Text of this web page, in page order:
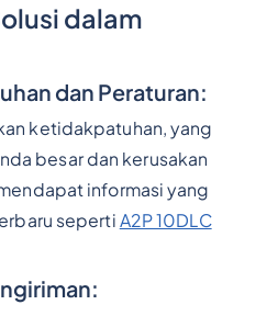
dalam
dan Peraturan:
ketidakpatuhan, yang
besar dan kerusakan
informasi yang
seperti A2P 10DLC